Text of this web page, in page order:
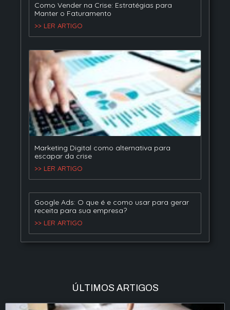
Como Vender na Crise: Estratégias para
Manter o Faturamento
>> LER ARTIGO
Marketing Digital como alternativa para
escapar da crise
>> LER ARTIGO
Google Ads: O que é e como usar para gerar
receita para sua empresa?
>> LER ARTIGO
ÚLTIMOS ARTIGOS